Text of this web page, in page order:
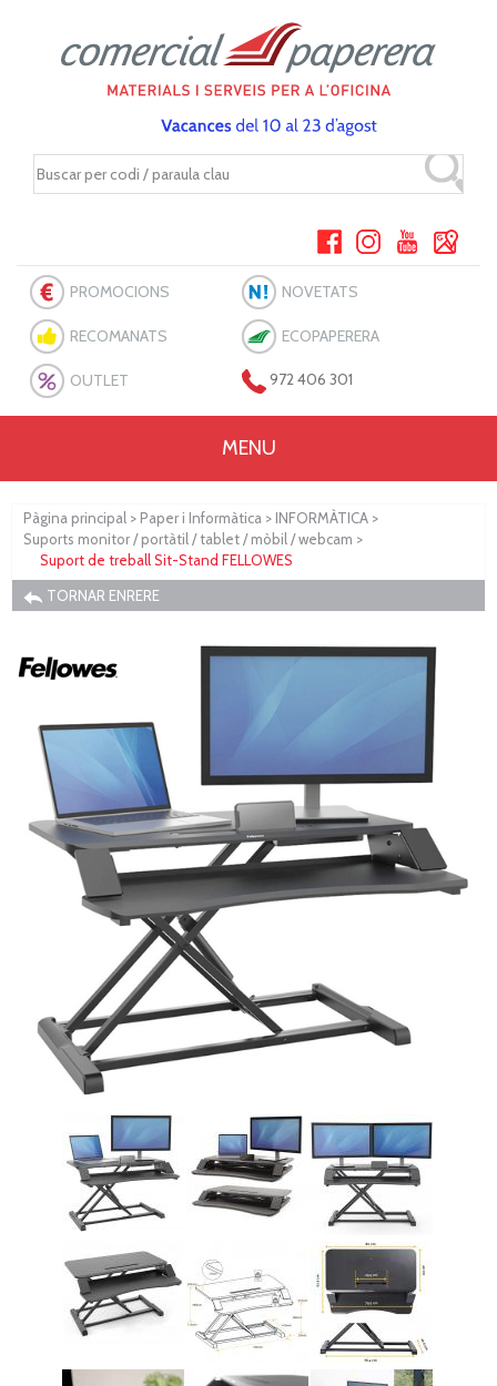
PROMOCIONS NOVETATS
RECOMANATS ECOPAPERERA
OUTLET 972 406 301
MENU
Pàgina principal > Paper i Informàtica > INFORMÀTICA >
Suports monitor / portàtil / tablet / mòbil / webcam >
Suport de treball Sit-Stand FELLOWES
TORNAR ENRERE